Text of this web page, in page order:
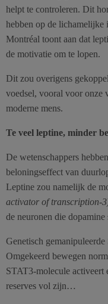
helpt te controleren. Dit
hebben op de lichamelijke
Montréal toont aan dat
de motivatie om te lopen.
Dit zou overigens
voedsel, vooral voor onze
moderne mens.
Te veel leptine, minder
De wetenschappers
beloningseffect van
Leptine zou namelijk de
activator of transcription-
de neuronen die
Genetisch
Omgekeerd bewegen
STAT3-molecule activeert
reserves vol zijn…